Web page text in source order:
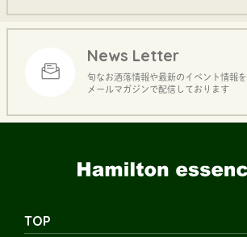
News Letter
旬なお洒落情報や最新のイベント情報を
メールマガジンで配信しております
TOP